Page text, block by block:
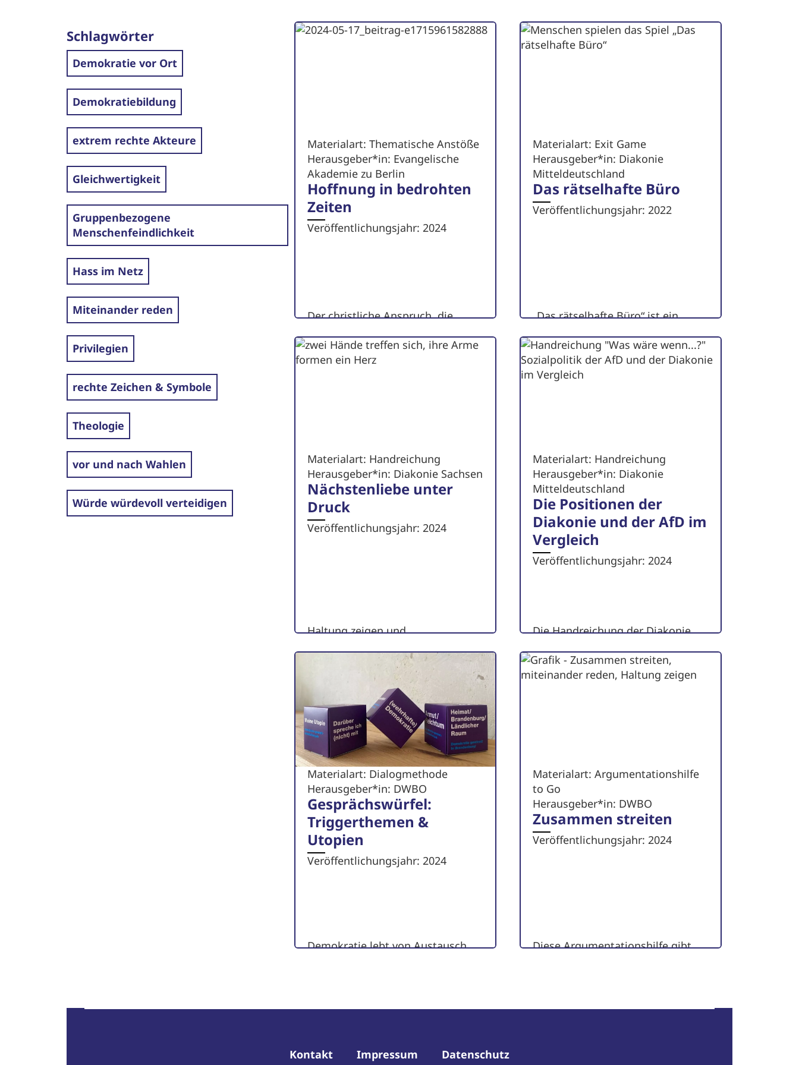
Schlagwörter
Demokratie vor Ort
Demokratiebildung
extrem rechte Akteure
Gleichwertigkeit
Gruppenbezogene
Menschenfeindlichkeit
Hass im Netz
Miteinander reden
Privilegien
rechte Zeichen & Symbole
Theologie
vor und nach Wahlen
Würde würdevoll verteidigen
Materialart: Thematische Anstöße
Herausgeber*in: Evangelische
Akademie zu Berlin
Hoffnung in bedrohten
Zeiten
Veröffentlichungsjahr: 2024
Der christliche Anspruch, die
den Anspruch, dass ...
zum Artikel
Materialart: Exit Game
Herausgeber*in: Diakonie
Mitteldeutschland
Das rätselhafte Büro
Veröffentlichungsjahr: 2022
„Das rätselhafte Büro“ ist ein
Art eines Exit-Spiels...
zum Artikel
Materialart: Handreichung
Herausgeber*in: Diakonie Sachsen
Nächstenliebe unter
Druck
Veröffentlichungsjahr: 2024
Haltung zeigen und
diakonischen Arbeitsfeld
zum Artikel
Materialart: Handreichung
Herausgeber*in: Diakonie
Mitteldeutschland
Die Positionen der
Diakonie und der AfD im
Vergleich
Veröffentlichungsjahr: 2024
Die Handreichung der Diakonie
der Argumentation gegen
Rechtsextremismus.
Materialart: Dialogmethode
Herausgeber*in: DWBO
Gesprächswürfel:
Triggerthemen &
Utopien
Veröffentlichungsjahr: 2024
Demokratie lebt von Austausch.
Materialart: Argumentationshilfe
to Go
Herausgeber*in: DWBO
Zusammen streiten
Veröffentlichungsjahr: 2024
Diese Argumentationshilfe gibt
Kontakt Impressum Datenschutz